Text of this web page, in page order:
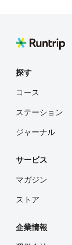
探す
コース
ステーション
ジャーナル
サービス
マガジン
ストア
企業情報